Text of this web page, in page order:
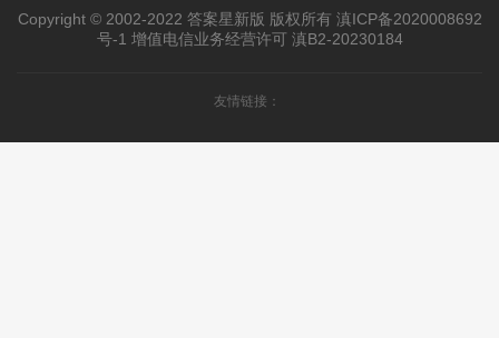
Copyright © 2002-2022 答案星新版 版权所有 滇ICP备2020008692
号-1 增值电信业务经营许可 滇B2-20230184
友情链接：